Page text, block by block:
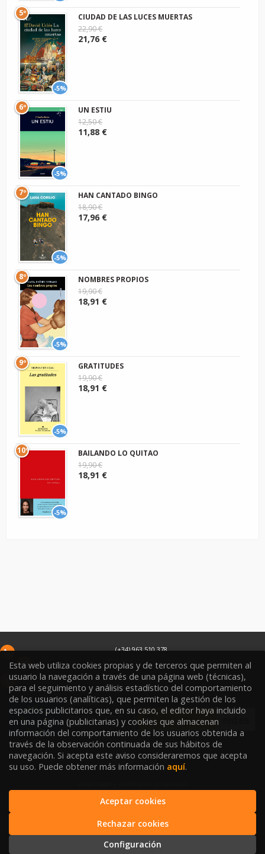
-5%
5º
CIUDAD DE LAS LUCES MUERTAS
22,90 €
21,76 €
-5%
6º
UN ESTIU
12,50 €
11,88 €
-5%
7º
HAN CANTADO BINGO
18,90 €
17,96 €
-5%
8º
NOMBRES PROPIOS
19,90 €
18,91 €
-5%
9º
GRATITUDES
19,90 €
18,91 €
-5%
10º
BAILANDO LO QUITAO
19,90 €
18,91 €
(+34) 963 510 378
infoweb@libreriasoriano.com
C/ Xàtiva 15
46002 Valencia España
Condiciones de venta
Política de Protección de Datos
Política de Cookies
2026 © LIBRERÍA SORIANO
Esta web utiliza cookies propias y de terceros que permiten al
usuario la navegación a través de una página web (técnicas),
para el seguimiento y análisis estadístico del comportamiento
de los usuarios (analíticas), que permiten la gestión de los
espacios publicitarios que, en su caso, el editor haya incluido
en una página (publicitarias) y cookies que almacenan
información del comportamiento de los usuarios obtenida a
través de la observación continuada de sus hábitos de
navegación. Si acepta este aviso consideraremos que acepta
su uso. Puede obtener más información aquí.
Configuración
Rechazar cookies
Aceptar cookies